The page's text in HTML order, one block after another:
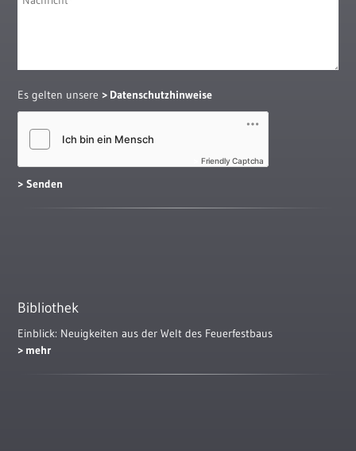
Es gelten unsere Datenschutzhinweise
Friendly Captcha
Bibliothek
Einblick: Neuigkeiten aus der Welt des Feuerfestbaus
mehr